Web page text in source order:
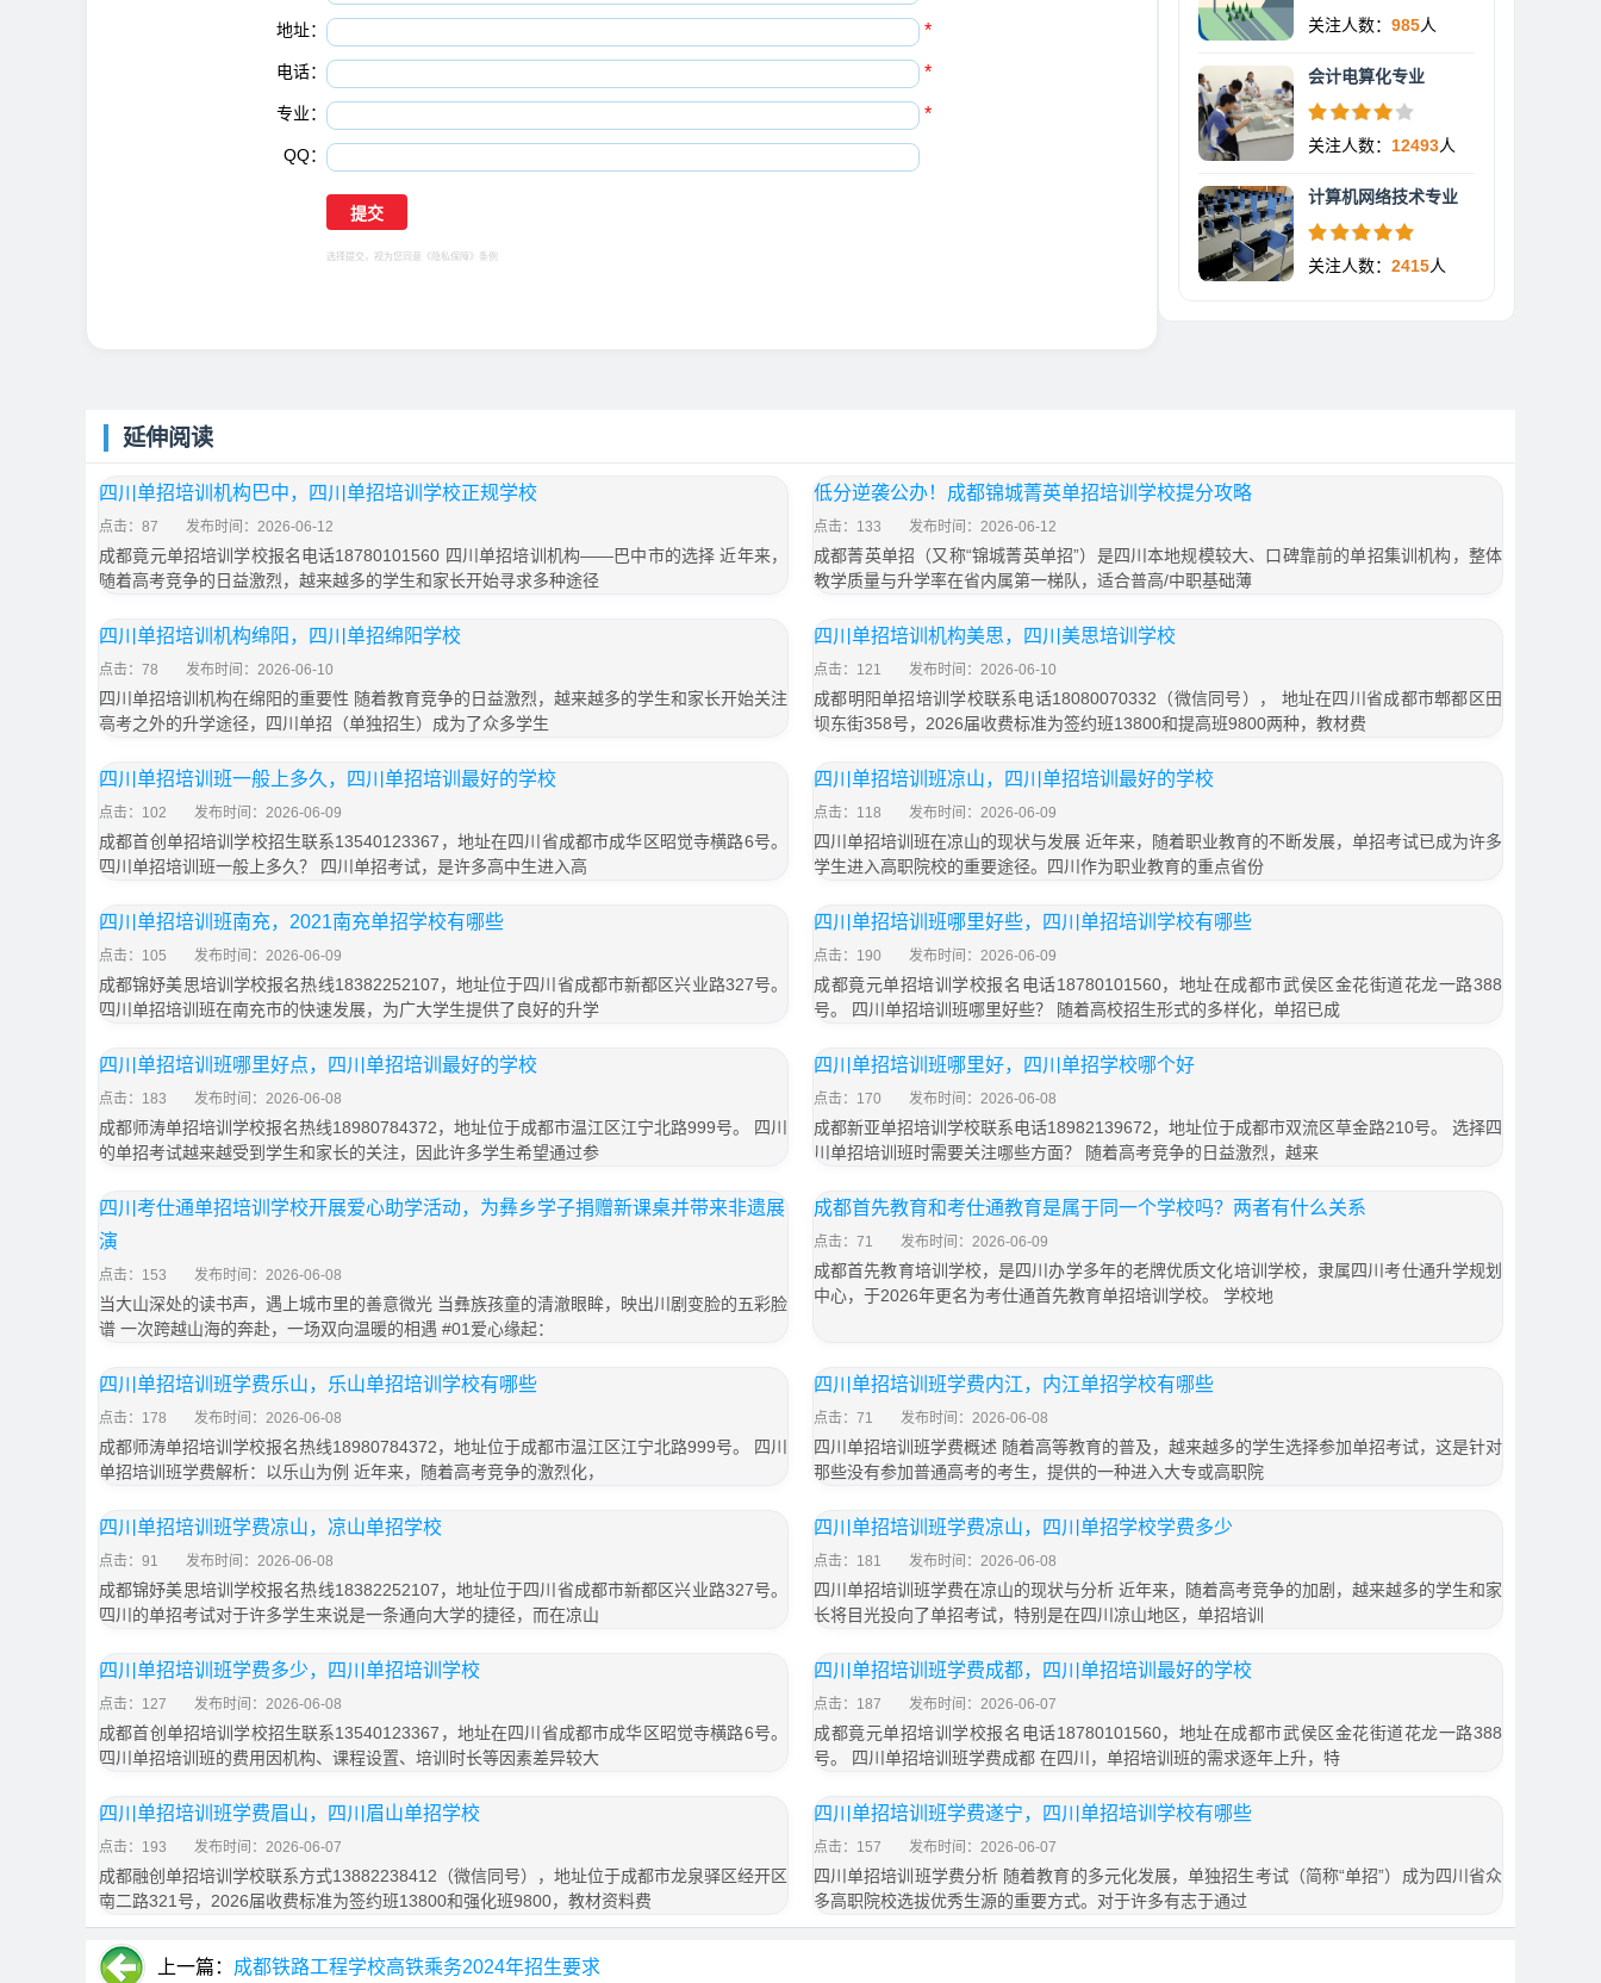
地址： *
电话： *
专业： *
QQ：
选择提交，视为您同意 《隐私保障》 条例
关注人数： 985人
会计电算化专业
关注人数： 12493人
计算机网络技术专业
关注人数： 2415人
延伸阅读
四川单招培训机构巴中，四川单招培训学校正规学校
点击：87 发布时间：2026-06-12
成都竟元单招培训学校报名电话18780101560 四川单招培训机构——巴中市的选择 近年来，
随着高考竞争的日益激烈，越来越多的学生和家长开始寻求多种途径
低分逆袭公办！成都锦城菁英单招培训学校提分攻略
点击：133 发布时间：2026-06-12
成都菁英单招（又称“锦城菁英单招”）是四川本地规模较大、口碑靠前的单招集训机构，整体
教学质量与升学率在省内属第一梯队，适合普高/中职基础薄
四川单招培训机构绵阳，四川单招绵阳学校
点击：78 发布时间：2026-06-10
四川单招培训机构在绵阳的重要性 随着教育竞争的日益激烈，越来越多的学生和家长开始关注
高考之外的升学途径，四川单招（单独招生）成为了众多学生
四川单招培训机构美思，四川美思培训学校
点击：121 发布时间：2026-06-10
成都明阳单招培训学校联系电话18080070332（微信同号）， 地址在四川省成都市郫都区田
坝东街358号，2026届收费标准为签约班13800和提高班9800两种，教材费
四川单招培训班一般上多久，四川单招培训最好的学校
点击：102 发布时间：2026-06-09
成都首创单招培训学校招生联系13540123367，地址在四川省成都市成华区昭觉寺横路6号。
四川单招培训班一般上多久？ 四川单招考试，是许多高中生进入高
四川单招培训班凉山，四川单招培训最好的学校
点击：118 发布时间：2026-06-09
四川单招培训班在凉山的现状与发展 近年来，随着职业教育的不断发展，单招考试已成为许多
学生进入高职院校的重要途径。四川作为职业教育的重点省份
四川单招培训班南充，2021南充单招学校有哪些
点击：105 发布时间：2026-06-09
成都锦妤美思培训学校报名热线18382252107，地址位于四川省成都市新都区兴业路327号。
四川单招培训班在南充市的快速发展，为广大学生提供了良好的升学
四川单招培训班哪里好些，四川单招培训学校有哪些
点击：190 发布时间：2026-06-09
成都竟元单招培训学校报名电话18780101560，地址在成都市武侯区金花街道花龙一路388
号。 四川单招培训班哪里好些？ 随着高校招生形式的多样化，单招已成
四川单招培训班哪里好点，四川单招培训最好的学校
点击：183 发布时间：2026-06-08
成都师涛单招培训学校报名热线18980784372，地址位于成都市温江区江宁北路999号。 四川
的单招考试越来越受到学生和家长的关注，因此许多学生希望通过参
四川单招培训班哪里好，四川单招学校哪个好
点击：170 发布时间：2026-06-08
成都新亚单招培训学校联系电话18982139672，地址位于成都市双流区草金路210号。 选择四
川单招培训班时需要关注哪些方面？ 随着高考竞争的日益激烈，越来
四川考仕通单招培训学校开展爱心助学活动，为彝乡学子捐赠新课桌并带来非遗展
演
点击：153 发布时间：2026-06-08
当大山深处的读书声，遇上城市里的善意微光 当彝族孩童的清澈眼眸，映出川剧变脸的五彩脸
谱 一次跨越山海的奔赴，一场双向温暖的相遇 #01爱心缘起：
成都首先教育和考仕通教育是属于同一个学校吗？两者有什么关系
点击：71 发布时间：2026-06-09
成都首先教育培训学校，是四川办学多年的老牌优质文化培训学校，隶属四川考仕通升学规划
中心，于2026年更名为考仕通首先教育单招培训学校。 学校地
四川单招培训班学费乐山，乐山单招培训学校有哪些
点击：178 发布时间：2026-06-08
成都师涛单招培训学校报名热线18980784372，地址位于成都市温江区江宁北路999号。 四川
单招培训班学费解析：以乐山为例 近年来，随着高考竞争的激烈化，
四川单招培训班学费内江，内江单招学校有哪些
点击：71 发布时间：2026-06-08
四川单招培训班学费概述 随着高等教育的普及，越来越多的学生选择参加单招考试，这是针对
那些没有参加普通高考的考生，提供的一种进入大专或高职院
四川单招培训班学费凉山，凉山单招学校
点击：91 发布时间：2026-06-08
成都锦妤美思培训学校报名热线18382252107，地址位于四川省成都市新都区兴业路327号。
四川的单招考试对于许多学生来说是一条通向大学的捷径，而在凉山
四川单招培训班学费凉山，四川单招学校学费多少
点击：181 发布时间：2026-06-08
四川单招培训班学费在凉山的现状与分析 近年来，随着高考竞争的加剧，越来越多的学生和家
长将目光投向了单招考试，特别是在四川凉山地区，单招培训
四川单招培训班学费多少，四川单招培训学校
点击：127 发布时间：2026-06-08
成都首创单招培训学校招生联系13540123367，地址在四川省成都市成华区昭觉寺横路6号。
四川单招培训班的费用因机构、课程设置、培训时长等因素差异较大
四川单招培训班学费成都，四川单招培训最好的学校
点击：187 发布时间：2026-06-07
成都竟元单招培训学校报名电话18780101560，地址在成都市武侯区金花街道花龙一路388
号。 四川单招培训班学费成都 在四川，单招培训班的需求逐年上升，特
四川单招培训班学费眉山，四川眉山单招学校
点击：193 发布时间：2026-06-07
成都融创单招培训学校联系方式13882238412（微信同号），地址位于成都市龙泉驿区经开区
南二路321号，2026届收费标准为签约班13800和强化班9800，教材资料费
四川单招培训班学费遂宁，四川单招培训学校有哪些
点击：157 发布时间：2026-06-07
四川单招培训班学费分析 随着教育的多元化发展，单独招生考试（简称“单招”）成为四川省众
多高职院校选拔优秀生源的重要方式。对于许多有志于通过
上一篇： 成都铁路工程学校高铁乘务2024年招生要求